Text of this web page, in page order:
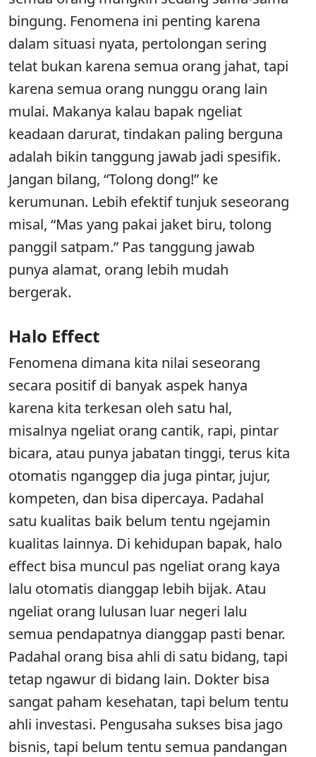
bingung. Fenomena ini penting karena
dalam situasi nyata, pertolongan sering
telat bukan karena semua orang jahat, tapi
karena semua orang nunggu orang lain
mulai. Makanya kalau bapak ngeliat
keadaan darurat, tindakan paling berguna
adalah bikin tanggung jawab jadi spesifik.
Jangan bilang, “Tolong dong!” ke
kerumunan. Lebih efektif tunjuk seseorang
misal, “Mas yang pakai jaket biru, tolong
panggil satpam.” Pas tanggung jawab
punya alamat, orang lebih mudah
bergerak.
Halo Effect
Fenomena dimana kita nilai seseorang
secara positif di banyak aspek hanya
karena kita terkesan oleh satu hal,
misalnya ngeliat orang cantik, rapi, pintar
bicara, atau punya jabatan tinggi, terus kita
otomatis nganggep dia juga pintar, jujur,
kompeten, dan bisa dipercaya. Padahal
satu kualitas baik belum tentu ngejamin
kualitas lainnya. Di kehidupan bapak, halo
effect bisa muncul pas ngeliat orang kaya
lalu otomatis dianggap lebih bijak. Atau
ngeliat orang lulusan luar negeri lalu
semua pendapatnya dianggap pasti benar.
Padahal orang bisa ahli di satu bidang, tapi
tetap ngawur di bidang lain. Dokter bisa
sangat paham kesehatan, tapi belum tentu
ahli investasi. Pengusaha sukses bisa jago
bisnis, tapi belum tentu semua pandangan